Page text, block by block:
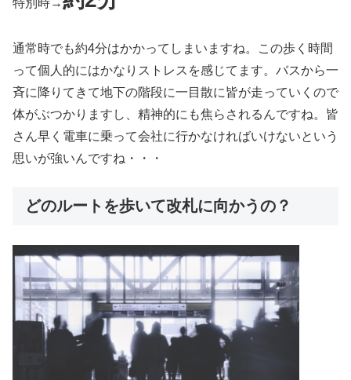
特別時→
通常時でも約4分はかかってしまいますね。この歩く時間
って個人的にはかなりストレスを感じてます。バスから一
斉に降りてきて地下の階段に一目散に皆が走っていくので
体がぶつかりますし、精神的にも焦らされるんですね。皆
さん早く電車に乗って会社に行かなければいけないという
思いが強いんですね・・・
どのルートを歩いて改札に向かうの？